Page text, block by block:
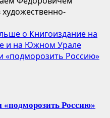
о Книгоиздание на
и на Южном Урале
«подморозить Россию»
«подморозить Россию»